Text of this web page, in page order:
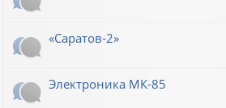
«Саратов-2»
Электроника МК-85